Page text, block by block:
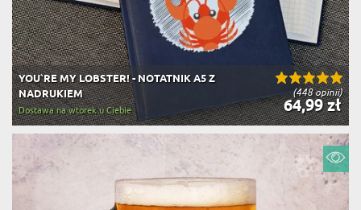
(448 opinii)
YOU`RE MY LOBSTER! - NOTATNIK A5 Z
NADRUKIEM
64,99 zł
Dostawa na wtorek u Ciebie